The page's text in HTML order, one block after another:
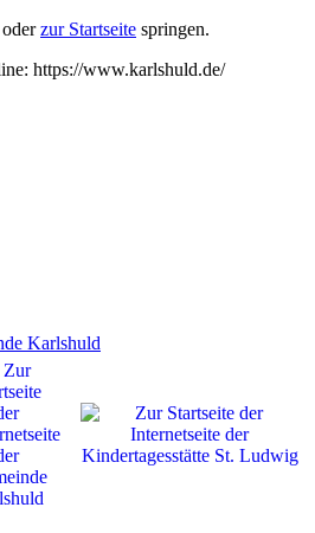
oderzur Startseite springen.
https://www.karlshuld.de/